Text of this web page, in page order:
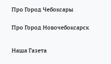
Про Город Чебоксары
Про Город Новочебоксарск
Наша Газета